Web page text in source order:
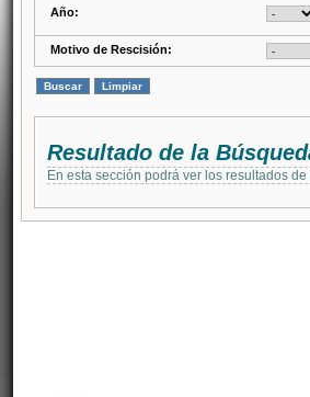
Año:
Motivo de Rescisión:
Resultado de la
En esta sección podrá ver los resultados